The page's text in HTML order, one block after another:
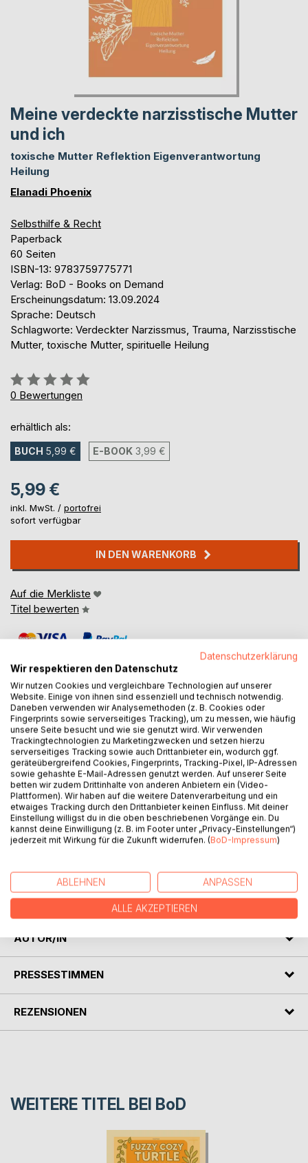
Meine verdeckte narzisstische Mutter
und ich
toxische Mutter Reflektion Eigenverantwortung
Heilung
Elanadi Phoenix
Selbsthilfe & Recht
Paperback
60 Seiten
ISBN-13: 9783759775771
Verlag: BoD - Books on Demand
Erscheinungsdatum: 13.09.2024
Sprache: Deutsch
Schlagworte: Verdeckter Narzissmus, Trauma, Narzisstische
Mutter, toxische Mutter, spirituelle Heilung
Bewertung::
0%
0 Bewertungen
erhältlich als:
BUCH 5,99 € E-BOOK 3,99 €
5,99 €
inkl. MwSt. / portofrei
sofort verfügbar
IN DEN WARENKORB
Auf die Merkliste
Titel bewerten
BESCHREIBUNG
"Verdeckter Narzissmus: Meine Mutter und ich" erzählt die
ergreifende Geschichte der Autorin, die mit einer
narzisstischen Mutter aufwächst. In ihrem Buch enthüllt sie
die subtilen, aber tiefgreifenden Auswirkungen des
verdeckten Narzissmus auf ihr Leben und ihre Psyche. Mit
schonungsloser Offenheit beschreibt sie den
schmerzhaften Weg zur Selbsterkenntnis und Heilung, und
für andere Betroffene. Ein bewegendes Werk über das
Überwinden familiärer Traumata und das Finden des
eigenen Weges.
AUTOR/IN
PRESSESTIMMEN
REZENSIONEN
WEITERE TITEL BEI BoD
Datenschutzerklärung
Wir respektieren den Datenschutz
Wir nutzen Cookies und vergleichbare Technologien auf unserer
Website. Einige von ihnen sind essenziell und technisch notwendig.
Daneben verwenden wir Analysemethoden (z. B. Cookies oder
Fingerprints sowie serverseitiges Tracking), um zu messen, wie häufig
unsere Seite besucht und wie sie genutzt wird. Wir verwenden
Trackingtechnologien zu Marketingzwecken und setzen hierzu
serverseitiges Tracking sowie auch Drittanbieter ein, wodurch ggf.
geräteübergreifend Cookies, Fingerprints, Tracking-Pixel, IP-Adressen
sowie gehashte E-Mail-Adressen genutzt werden. Auf unserer Seite
betten wir zudem Drittinhalte von anderen Anbietern ein (Video-
Plattformen). Wir haben auf die weitere Datenverarbeitung und ein
etwaiges Tracking durch den Drittanbieter keinen Einfluss. Mit deiner
Einstellung willigst du in die oben beschriebenen Vorgänge ein. Du
kannst deine Einwilligung (z. B. im Footer unter „Privacy-Einstellungen“)
jederzeit mit Wirkung für die Zukunft widerrufen. (BoD-Impressum)
ABLEHNEN ANPASSEN
ALLE AKZEPTIEREN